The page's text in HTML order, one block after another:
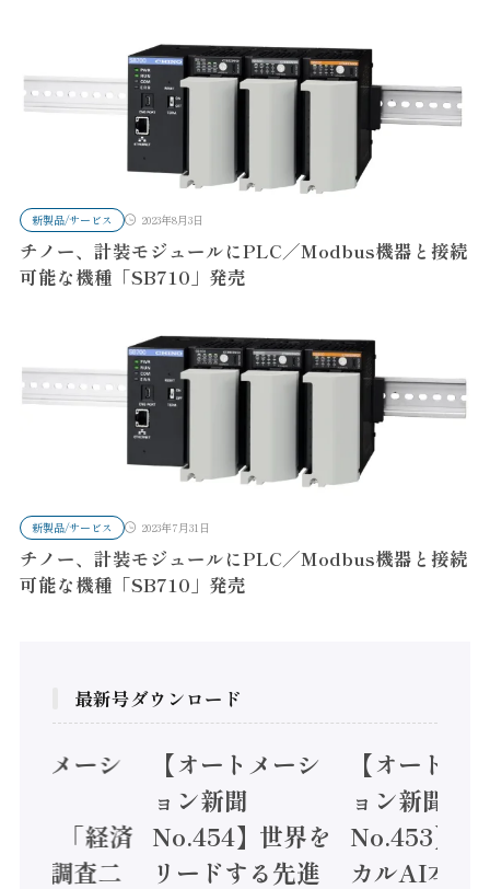
新製品/サービス 2023年8月3日
チノー、計装モジュールにPLC／Modbus機器と接続
可能な機種「SB710」発売
新製品/サービス 2023年7月31日
チノー、計装モジュールにPLC／Modbus機器と接続
可能な機種「SB710」発売
最新号ダウンロード
トメーシ
】「経済
態調査二
【オートメーシ
ョン新聞
No.454】世界を
リードする先進
【オートメ
ョン新聞
No.453】フ
カルAI本格